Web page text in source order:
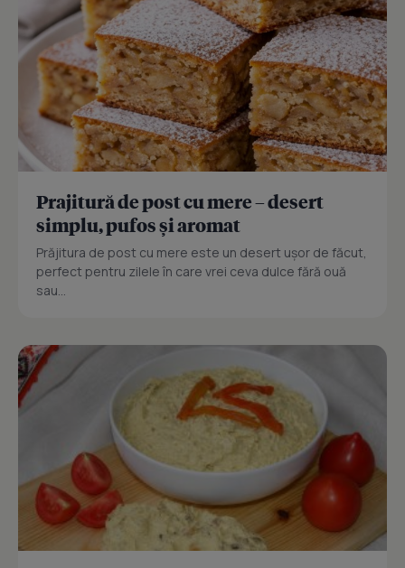
Prajitură de post cu mere – desert
simplu, pufos și aromat
Prăjitura de post cu mere este un desert ușor de făcut,
perfect pentru zilele în care vrei ceva dulce fără ouă
sau...